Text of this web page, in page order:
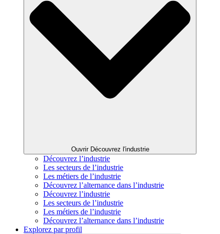
Ouvrir Découvrez l'industrie
Découvrez l’industrie
Les secteurs de l’industrie
Les métiers de l’industrie
Découvrez l’alternance dans l’industrie
Découvrez l’industrie
Les secteurs de l’industrie
Les métiers de l’industrie
Découvrez l’alternance dans l’industrie
Explorez par profil